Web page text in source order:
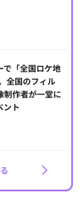
で「全国ロケ地
全国のフィル
制作者が一堂に
ント